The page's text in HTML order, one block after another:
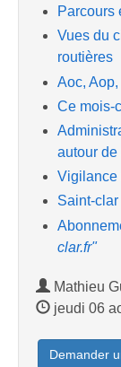
Parcours
Vues du
routières
Aoc,
Ce mois-
autour
Vigilance
Saint-
clar.fr"
Mathieu
jeudi 06
Demander